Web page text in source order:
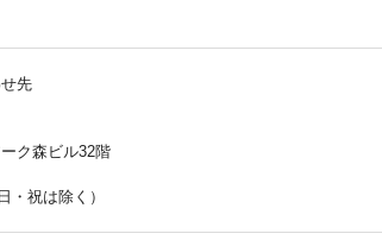
先
ク森ビル32階
・祝は除く）